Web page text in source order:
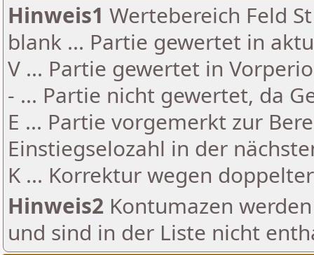
Hinweis1 Wertebereich Feld
blank ... Partie gewertet in
V ... Partie gewertet in
- ... Partie nicht gewertet, da
E ... Partie vorgemerkt zur
Einstiegselozahl in der
K ... Korrektur wegen
Hinweis2 Kontumazen
und sind in der Liste nicht